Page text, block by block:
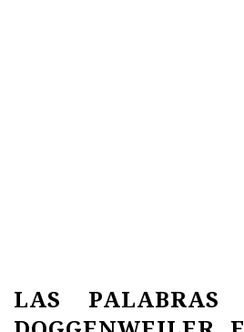
LAS PALABRAS